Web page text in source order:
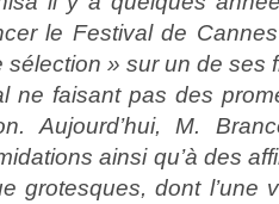
le Festival de
» sur un de ses
ne faisant pas des
Aujourd’hui, M.
ainsi qu’à des
grotesques, dont l’une